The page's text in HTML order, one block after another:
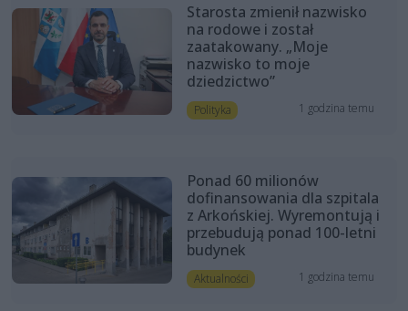
Starosta zmienił nazwisko
na rodowe i został
zaatakowany. „Moje
nazwisko to moje
dziedzictwo”
Polityka 1 godzina temu
Ponad 60 milionów
dofinansowania dla szpitala
z Arkońskiej. Wyremontują i
przebudują ponad 100-letni
budynek
Aktualności 1 godzina temu